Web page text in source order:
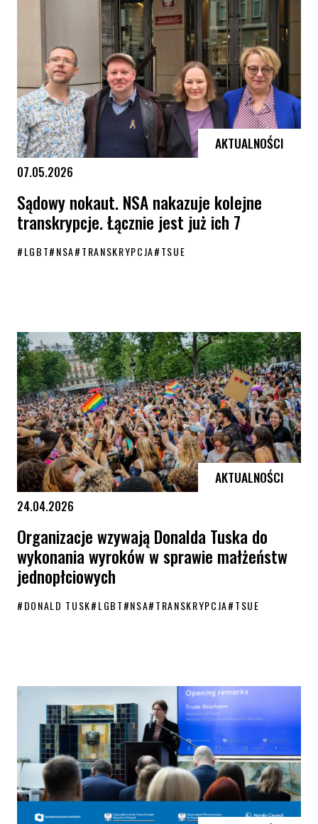
AKTUALNOŚCI
07.05.2026
Sądowy nokaut. NSA nakazuje kolejne
transkrypcje. Łącznie jest już ich 7
#LGBT#NSA#TRANSKRYPCJA#TSUE
AKTUALNOŚCI
24.04.2026
Organizacje wzywają Donalda Tuska do
wykonania wyroków w sprawie małżeństw
jednopłciowych
#DONALD TUSK#LGBT#NSA#TRANSKRYPCJA#TSUE